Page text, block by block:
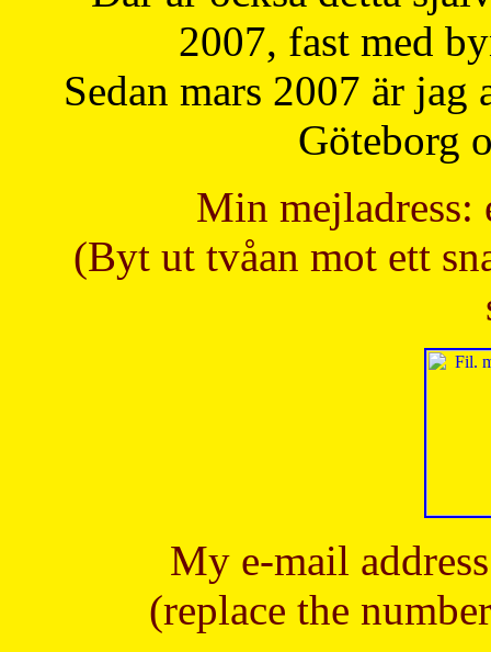
2007, fast med
Sedan mars 2007 är
Göteborg
Min mejladress:
(Byt ut tvåan mot ett
My e-mail
(replace the